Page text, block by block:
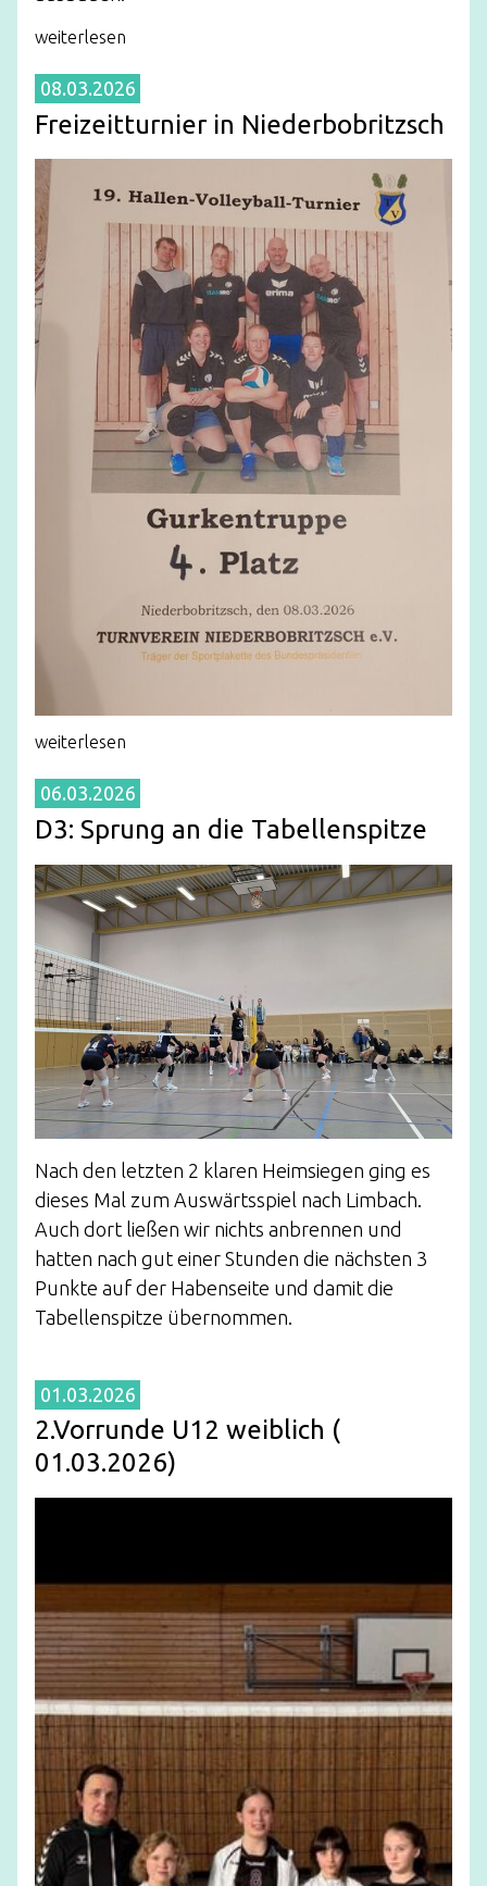
weiterlesen
08.03.2026
Freizeitturnier in Niederbobritzsch
weiterlesen
06.03.2026
D3: Sprung an die Tabellenspitze
Nach den letzten 2 klaren Heimsiegen ging es
dieses Mal zum Auswärtsspiel nach Limbach.
Auch dort ließen wir nichts anbrennen und
hatten nach gut einer Stunden die nächsten 3
Punkte auf der Habenseite und damit die
Tabellenspitze übernommen.
01.03.2026
2.Vorrunde U12 weiblich (
01.03.2026)